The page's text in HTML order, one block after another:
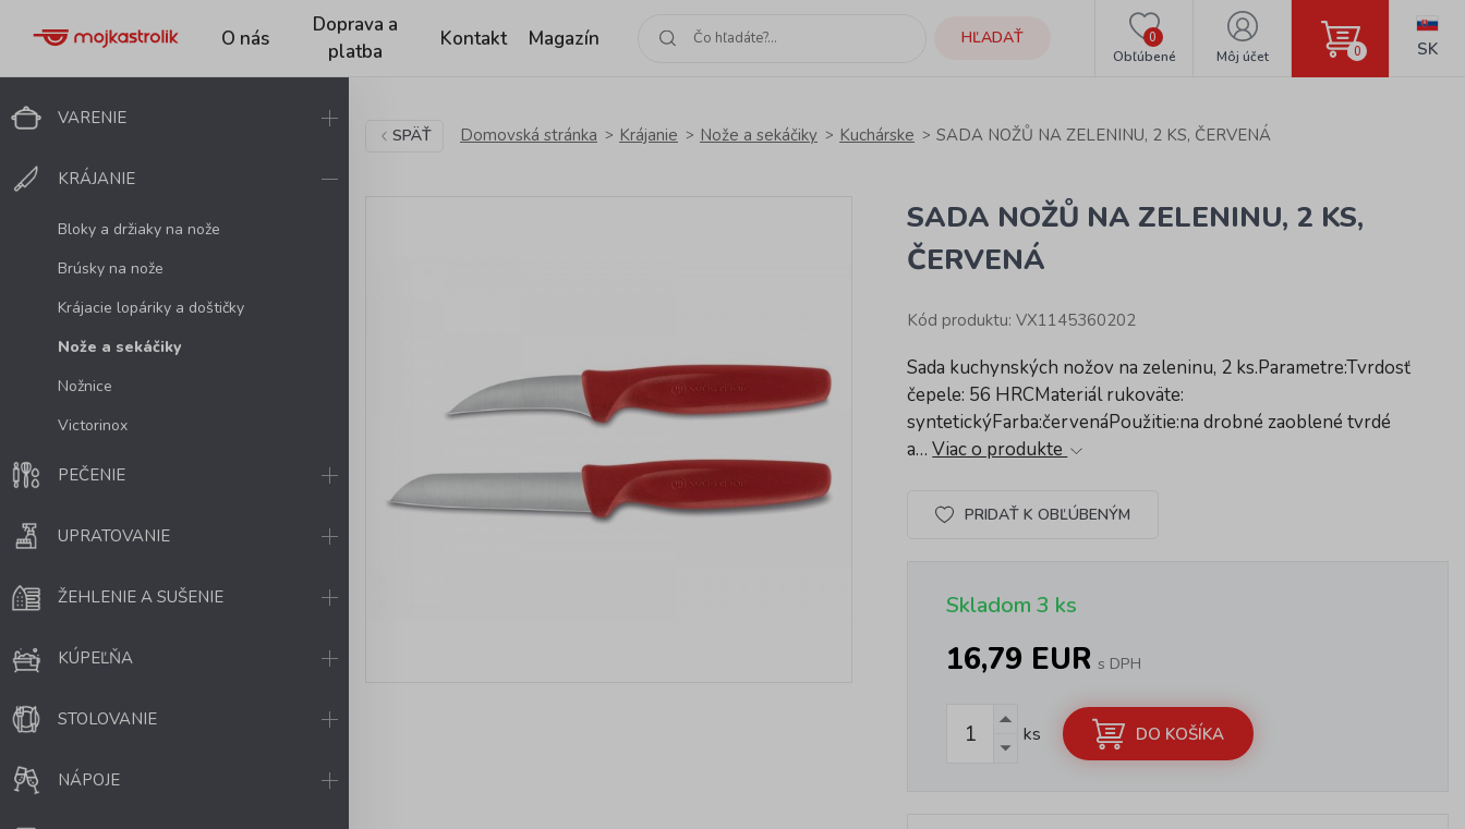
O nás
Doprava a
platba
Kontakt Magazín HĽADAŤ
Obľúbené
0
Môj účet 0 SK
VARENIE
KRÁJANIE
Bloky a držiaky na nože
Brúsky na nože
Krájacie lopáriky a doštičky
Nože a sekáčiky
Nožnice
Victorinox
PEČENIE
UPRATOVANIE
ŽEHLENIE A SUŠENIE
KÚPEĽŇA
STOLOVANIE
NÁPOJE
SPÄŤ Domovská stránka Krájanie Nože a sekáčiky Kuchárske SADA NOŽŮ NA ZELENINU, 2 KS, ČERVENÁ
SADA NOŽŮ NA ZELENINU, 2 KS,
ČERVENÁ
Kód produktu: VX1145360202
Sada kuchynských nožov na zeleninu, 2 ks.Parametre:Tvrdosť
čepele: 56 HRCMateriál rukoväte:
syntetickýFarba:červenáPoužitie:na drobné zaoblené tvrdé
a…Viac o produkte
PRIDAŤ K OBĽÚBENÝM
Skladom 3 ks
16,79 EUR s DPH
ks DO KOŠÍKA